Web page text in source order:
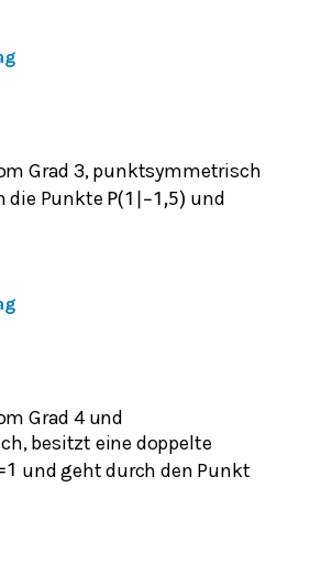
Grad 3, punktsymmetrisch
die Punkte P(1 −1,5) und
Grad 4 und
besitzt eine doppelte
1 und geht durch den Punkt